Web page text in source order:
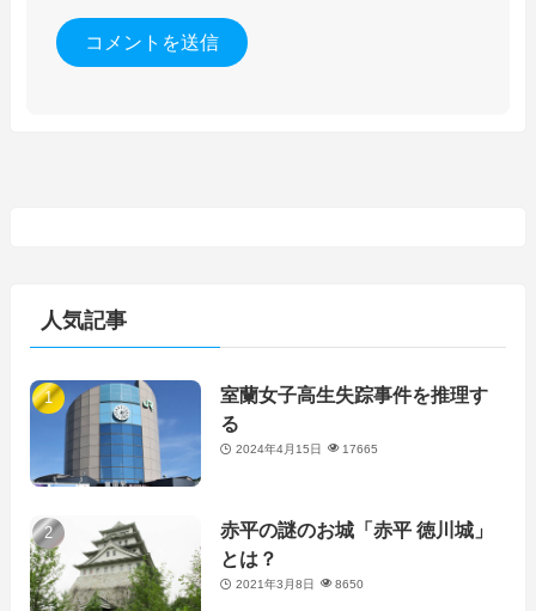
人気記事
室蘭女子高生失踪事件を推理す
る
2024年4月15日 17665
赤平の謎のお城「赤平 徳川城」
とは？
2021年3月8日 8650